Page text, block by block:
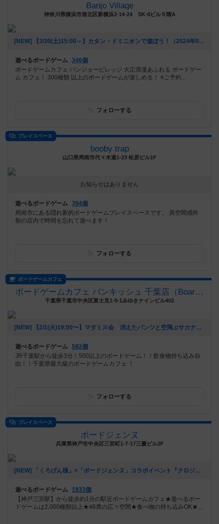
Banjo Village
神奈川県横浜市港北区新横浜2-14-24 SK‐Ⅱビル５階A
[NEW] 【3/30(土)15:00～】カタン・ドミニオンで遊ぼう！（2024年03月23日 14時37分）
遊べるボードゲーム 346個
ボードゲームカフェ バンジョービレッジ 大正浪漫あふれる ボードゲー
ム カフェ！ 300種類 以上のボードゲームが楽しめる！ ※ご予約...
フォローする
プレイスペース
booby trap
山口県周南市代々木通1-23 松原ビル1F
お知らせはありません
遊べるボードゲーム 394個
周南市にある隠れ家的ボードゲームプレイスペースです。 異空間感炸
裂の店内で時間を忘れて遊べます！
フォローする
ボードゲームカフェ
ボードゲームカフェ バンキッシュ 千葉店（BoardGameCafe VANQUiSH CHIBA）
千葉県千葉市中央区富士見1-9-1みゆきナインビル402
[NEW] 【2/1(火)19:00〜】マダミス会 消えたパンツと空飛ぶサカナ（2022年01月21日 11時18分）
遊べるボードゲーム 582個
JR千葉駅から徒歩3分！500以上のボードゲーム！！飲食物持ち込み自
由！！千葉県最大級のボードゲームカフェ ！
フォローする
プレイスペース
ボードジェンヌ
兵庫県神戸市中央区三宮町1-7-17三慶ビル2F
[NEW] 「くろげん様」×「ボードジェンヌ」コラボイベント『クロジェンヌ会』（2021年02月13日 14時21分）
遊べるボードゲーム
1933個
【神戸三宮駅】から徒歩約1分の駅近ボードゲームカフェ★遊べるボー
ドゲームは2,000種類以上★46席の広々空間★食べ物の持ち込みOK★...